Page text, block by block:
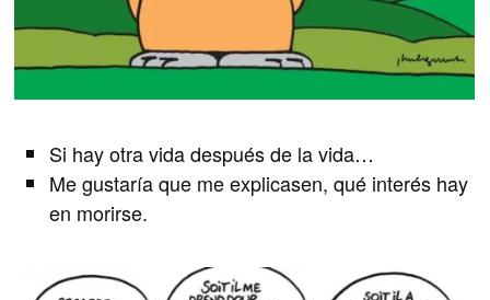
Si hay otra vida después de la vida…
Me gustaría que me explicasen, qué interés hay
en morirse.